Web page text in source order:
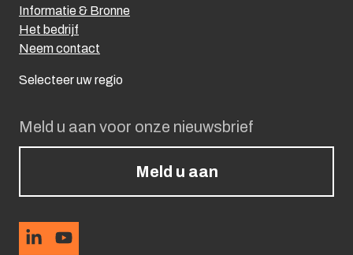
Meld u aan voor onze nieuwsbrief
Meld u aan
Informatie & Bronne
Het bedrijf
Neem contact
Selecteer uw regio